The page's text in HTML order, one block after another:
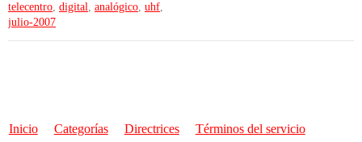
telecentro, digital, analógico, uhf,
julio-2007
Inicio Categorías Directrices Términos del servicio